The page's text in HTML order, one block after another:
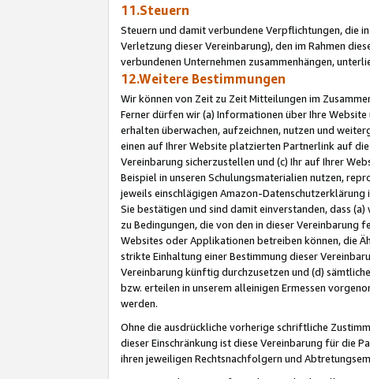
11.Steuern
Steuern und damit verbundene Verpflichtungen, die
Verletzung dieser Vereinbarung), den im Rahmen
verbundenen Unternehmen zusammenhängen,
12.Weitere Bestimmungen
Wir können von Zeit zu Zeit Mitteilungen im
Ferner dürfen wir (a) Informationen über Ihre
erhalten überwachen, aufzeichnen, nutzen und
einen auf Ihrer Website platzierten Partnerlink auf
Vereinbarung sicherzustellen und (c) Ihr auf Ihrer
Beispiel in unseren Schulungsmaterialien nutzen,
jeweils einschlägigen Amazon-Datenschutzerklärung
Sie bestätigen und sind damit einverstanden, dass
zu Bedingungen, die von den in dieser
Websites oder Applikationen betreiben können, die
strikte Einhaltung einer Bestimmung dieser
Vereinbarung künftig durchzusetzen und (d)
bzw. erteilen in unserem alleinigen Ermessen
werden.
Ohne die ausdrückliche vorherige schriftliche
dieser Einschränkung ist diese Vereinbarung für die
ihren jeweiligen Rechtsnachfolgern und